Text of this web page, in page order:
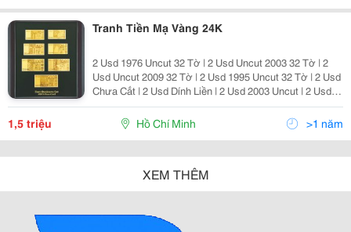
Tranh Tiền Mạ Vàng 24K
2 Usd 1976 Uncut 32 Tờ | 2 Usd Uncut 2003 32 Tờ | 2
Usd Uncut 2009 32 Tờ | 2 Usd 1995 Uncut 32 Tờ | 2 Usd
Chưa Cắt | 2 Usd Dính Liền | 2 Usd 2003 Uncut | 2 Usd
2009 Uncut | Tiền Lì Xì 2014 | Tiền Con Ngựa | Lì Xì Tiền
Con Ngựa | Tiền Lì Xì Tết | Tiền
1,5 triệu Hồ Chí Minh >1 năm
XEM THÊM